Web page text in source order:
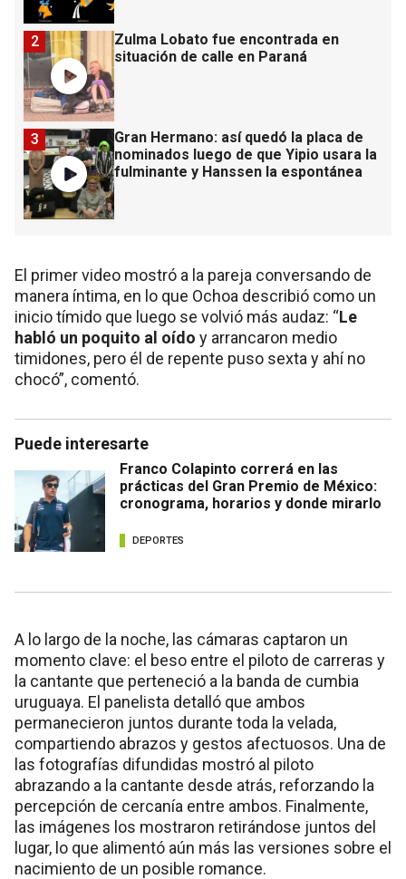
Zulma Lobato fue encontrada en
situación de calle en Paraná
2
Gran Hermano: así quedó la placa de
nominados luego de que Yipio usara la
fulminante y Hanssen la espontánea
3
El primer video mostró a la pareja conversando de
manera íntima, en lo que Ochoa describió como un
inicio tímido que luego se volvió más audaz: “Le
habló un poquito al oído y arrancaron medio
timidones, pero él de repente puso sexta y ahí no
chocó”, comentó.
Puede interesarte
Franco Colapinto correrá en las
prácticas del Gran Premio de México:
cronograma, horarios y donde mirarlo
DEPORTES
A lo largo de la noche, las cámaras captaron un
momento clave: el beso entre el piloto de carreras y
la cantante que perteneció a la banda de cumbia
uruguaya. El panelista detalló que ambos
permanecieron juntos durante toda la velada,
compartiendo abrazos y gestos afectuosos. Una de
las fotografías difundidas mostró al piloto
abrazando a la cantante desde atrás, reforzando la
percepción de cercanía entre ambos. Finalmente,
las imágenes los mostraron retirándose juntos del
lugar, lo que alimentó aún más las versiones sobre el
nacimiento de un posible romance.